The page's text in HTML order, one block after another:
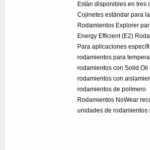
Están disponibles en tres
Cojinetes estándar para
Rodamientos Explorer
Energy Efficient (E2)
Para aplicaciones
rodamientos para
rodamientos con Solid Oil
rodamientos con
rodamientos de polímero
Rodamientos NoWear
unidades de rodamientos